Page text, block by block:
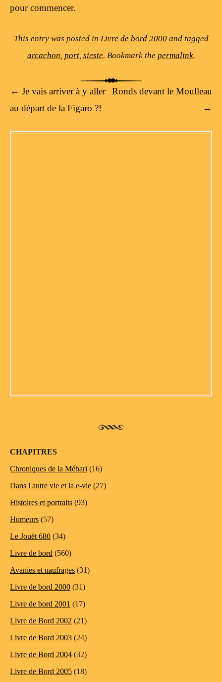
pour commencer.
This entry was posted in Livre de bord 2000and tagged
arcachon, port, sieste. Bookmark the permalink.
Post navigation
← Je vais arriver à y aller
au départ de la Figaro ?!
Ronds devant le Moulleau
→
CHAPITRES
Chroniques de la Méhari (16)
Dans l autre vie et la e-vie (27)
Histoires et portraits (93)
Humeurs (57)
Le Jouët 680 (34)
Livre de bord (560)
Avanies et naufrages (31)
Livre de bord 2000 (31)
Livre de bord 2001 (17)
Livre de Bord 2002 (21)
Livre de Bord 2003 (24)
Livre de Bord 2004 (32)
Livre de Bord 2005 (18)